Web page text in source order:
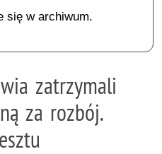
się w archiwum.
zatrzymali
za rozbój.